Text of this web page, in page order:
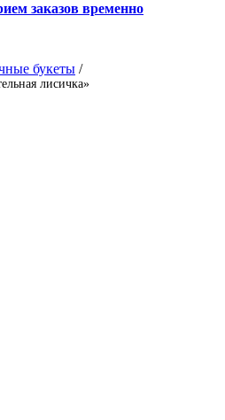
заказов временно
букеты /
лисичка»